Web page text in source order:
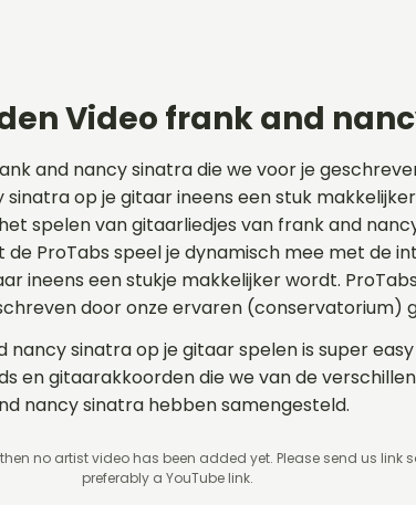
Video frank and
and nancy sinatra die we voor je
op je gitaar ineens een stuk
spelen van gitaarliedjes van frank and
de ProTabs speel je dynamisch mee met de
ineens een stukje makkelijker wordt.
door onze ervaren (conservatorium)
nancy sinatra op je gitaar spelen is super
en gitaarakkoorden die we van de
nancy sinatra hebben samengesteld.
no artist video has been added yet. Please send us link
preferably a YouTube link.